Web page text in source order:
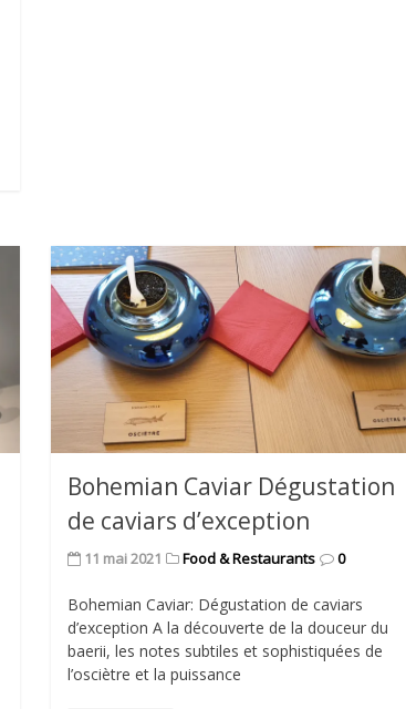
Bohemian Caviar Dégustation
de caviars d’exception
11 mai 2021 Food & Restaurants 0
Bohemian Caviar: Dégustation de caviars
d’exception A la découverte de la douceur du
baerii, les notes subtiles et sophistiquées de
l’osciètre et la puissance